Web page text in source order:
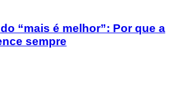
“mais é melhor”: Por que a
sempre